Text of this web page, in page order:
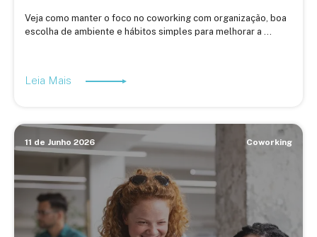
Veja como manter o foco no coworking com organização, boa
escolha de ambiente e hábitos simples para melhorar a ...
Leia Mais
11 de Junho 2026 Coworking